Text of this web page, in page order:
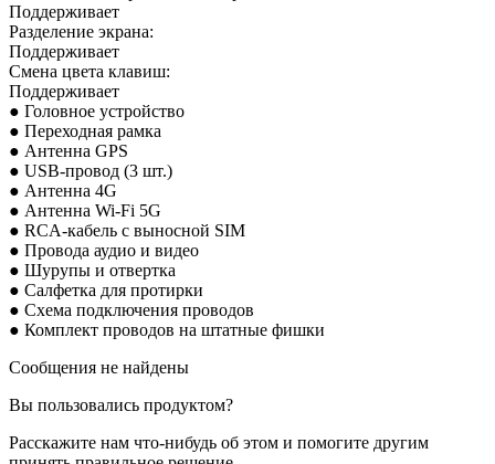
Поддерживает
Разделение экрана:
Поддерживает
Смена цвета клавиш:
Поддерживает
● Головное устройство
● Переходная рамка
● Антенна GPS
● USB-провод (3 шт.)
● Антенна 4G
● Антенна Wi-Fi 5G
● RCA-кабель с выносной SIM
● Провода аудио и видео
● Шурупы и отвертка
● Салфетка для протирки
● Схема подключения проводов
● Комплект проводов на штатные фишки
Сообщения не найдены
Вы пользовались продуктом?
Расскажите нам что-нибудь об этом и помогите другим